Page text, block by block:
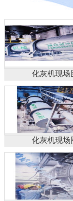
化灰机现场
化灰机现场